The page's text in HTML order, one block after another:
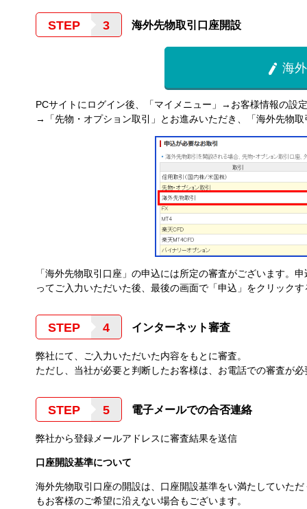
STEP 海外先物取引口座開設
 海
PCサイトにログイン後、「マイメニュー」→お客様情報の設
→「先物・オプション取引」とお進みいただき、「海外先物
「海外先物取引口座」の申込には所定の審査がございます。
ってご入力いただいた後、最後の画面で「申込」をクリック
STEP インターネット審査
弊社にて、ご入力いただいた内容をもとに審査。
ただし、当社が必要と判断したお客様は、お電話での審査が
STEP 電子メールでの合否連絡
弊社から登録メールアドレスに審査結果を送信
口座開設基準について
海外先物取引口座の開設は、口座開設基準をい満たしていた
もお客様のご希望に沿えない場合もございます。